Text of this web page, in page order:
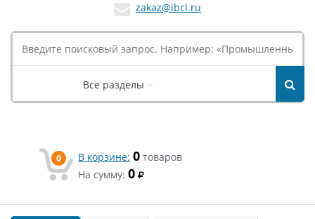
zakaz@ibcl.ru
Все разделы
0 В корзине: 0 товаров
На сумму: 0